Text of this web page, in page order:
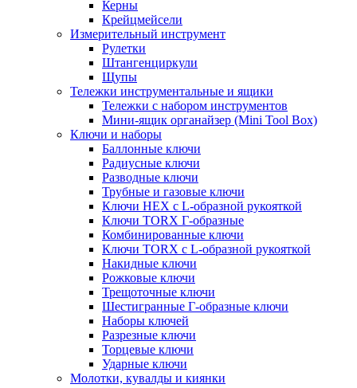
Керны
Крейцмейсели
Измерительный инструмент
Рулетки
Штангенциркули
Щупы
Тележки инструментальные и ящики
Тележки с набором инструментов
Мини-ящик органайзер (Mini Tool Box)
Ключи и наборы
Баллонные ключи
Радиусные ключи
Разводные ключи
Трубные и газовые ключи
Ключи HEX с L-образной рукояткой
Ключи TORX Г-образные
Комбинированные ключи
Ключи TORX с L-образной рукояткой
Накидные ключи
Рожковые ключи
Трещоточные ключи
Шестигранные Г-образные ключи
Наборы ключей
Разрезные ключи
Торцевые ключи
Ударные ключи
Молотки, кувалды и киянки